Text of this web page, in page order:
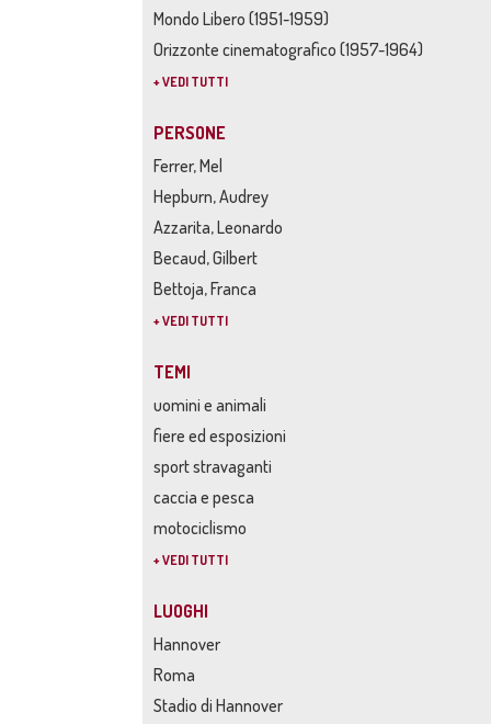
Mondo Libero (1951-1959)
Orizzonte cinematografico (1957-1964)
+ VEDI TUTTI
PERSONE
Ferrer, Mel
Hepburn, Audrey
Azzarita, Leonardo
Becaud, Gilbert
Bettoja, Franca
+ VEDI TUTTI
TEMI
uomini e animali
fiere ed esposizioni
sport stravaganti
caccia e pesca
motociclismo
+ VEDI TUTTI
LUOGHI
Hannover
Roma
Stadio di Hannover